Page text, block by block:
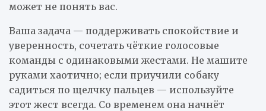
может не понять вас.
Ваша задача — поддерживать спокойствие и
уверенность, сочетать чёткие голосовые
команды с одинаковыми жестами. Не машите
руками хаотично; если приучили собаку
садиться по щелчку пальцев — используйте
этот жест всегда. Со временем она начнёт